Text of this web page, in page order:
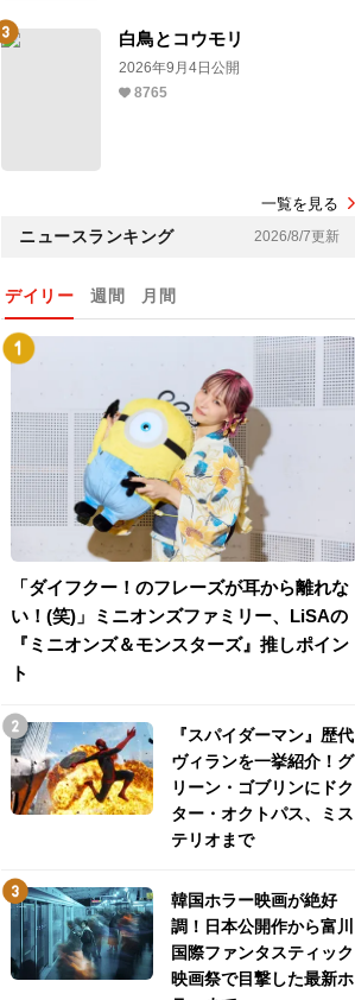
白鳥とコウモリ
2026年9月4日公開
8765
一覧を見る
ニュースランキング 2026/8/7更新
デイリー 週間 月間
「ダイフクー！のフレーズが耳から離れな
い！(笑)」ミニオンズファミリー、LiSAの
『ミニオンズ＆モンスターズ』推しポイン
ト
『スパイダーマン』歴代
ヴィランを一挙紹介！グ
リーン・ゴブリンにドク
ター・オクトパス、ミス
テリオまで
韓国ホラー映画が絶好
調！日本公開作から富川
国際ファンタスティック
映画祭で目撃した最新ホ